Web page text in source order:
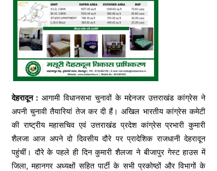
देहरादून : आगामी विधानसभा चुनावों के मद्देनजर उत्तराखंड कांग्रेस ने
अपनी चुनावी तैयारियां तेज कर दी हैं। अखिल भारतीय कांग्रेस कमेटी
की राष्ट्रीय महासचिव एवं उत्तराखंड प्रदेश कांग्रेस प्रभारी कुमारी
शैलजा आज अपने दो दिवसीय दौरे पर प्रादेशिक राजधानी देहरादून
पहुंचीं। दौरे के पहले ही दिन कुमारी शैलजा ने बीजापुर गेस्ट हाउस में
जिला, महानगर अध्यक्षों सहित पार्टी के सभी प्रकोष्ठों और विभागों के